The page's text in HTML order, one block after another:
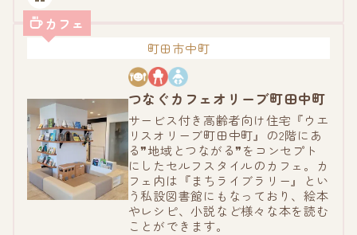
カフェ
町田市中町
つなぐカフェオリーブ町田中町
サービス付き高齢者向け住宅『ウエ
リスオリーブ町田中町』の2階にあ
る❞地域とつながる❞をコンセプト
にしたセルフスタイルのカフェ。カ
フェ内は『まちライブラリー』とい
う私設図書館にもなっており、絵本
やレシピ、小説など様々な本を読む
ことができます。